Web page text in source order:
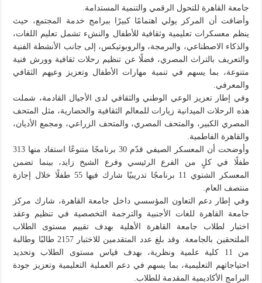
جامعة القاهرة للتحول الرقمي والتنمية المستدامة.
وأضافت أن المركز يولي اهتمامًا كبيرًا ببرامج خدمة المجتمع، حيث
ينظم معسكرات تعليمية وثقافية للأطفال والنشء تشمل تعليم اللغات،
والذكاء الاصطناعي، والبرمجة، والروبوتيكس، إلى جانب الأنشطة الفنية
والتعريف بالتراث المصري، فضلًا عن تنظيم رحلات ثقافية وورش فنية
متنوعة، بما يسهم في تنمية مهارات الأطفال وتعزيز وعيهم الثقافي
والمعرفي.
وفي إطار تعزيز الوعي الوطني والثقافي لدى الأجيال القادمة، شملت
هذه الرحلات الميدانية زيارات للمعالم الثقافية والحضارية، مثل المتحف
المصري الكبير، والمتحف المصري، والمتحف الزراعي، ومجمع الأديان،
والقاهرة الفاطمية.
وأوضحت أن المعسكر الصيفي قدّم 30 برنامجًا متنوعًا استفاد منها 313
طفلًا في كلٍ من الفرع الرئيسي وفرع الشيخ زايد، بينما تضمن
المعسكر الشتوي 11 برنامجًا تدريبيًا شارك فيها 55 طفلًا خلال إجازة
منتصف العام.
وفي إطار دعم التعاون المؤسسي داخل جامعة القاهرة، شارك مركز
جامعة القاهرة للغات الأجنبية والترجمة التخصصية في تنظيم وعقد
اختبار لطلاب جامعة القاهرة الأهلية بهدف تقييم مستوى الطلاب
الملتحقين بالجامعة. وقد بلغ عدد المتقدمين للاختبار 2157 طالبًا وطالبة
من 11 كلية علمية ونظرية، بهدف قياس مستوى الطلاب وتحديد
احتياجاتهم التعليمية، بما يسهم في دعم العملية التعليمية وتعزيز جودة
البرامج الأكاديمية المقدمة للطلاب.